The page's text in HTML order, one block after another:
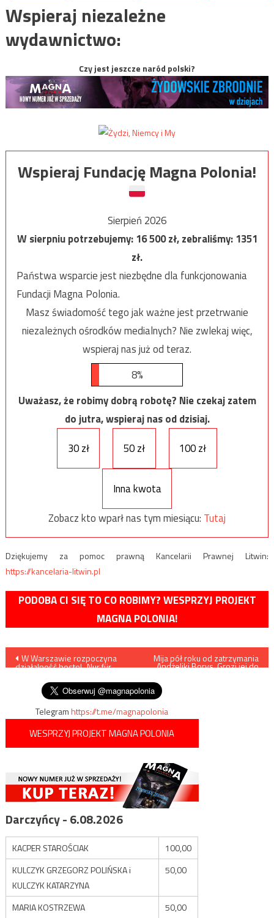
Wspieraj niezależne
wydawnictwo:
Czy jest jeszcze naród polski?
Wspieraj Fundację Magna Polonia!
Sierpień 2026
W sierpniu potrzebujemy:16 500zł, zebraliśmy:1351
zł.
Państwa wsparcie jest niezbędne dla funkcjonowania
Fundacji Magna Polonia.
Masz świadomość tego jak ważne jest przetrwanie
niezależnych ośrodków medialnych? Nie zwlekaj więc,
wspieraj nas już od teraz.
8%
Uważasz, że robimy dobrą robotę? Nie czekaj zatem
do jutra, wspieraj nas od dzisiaj.
30 zł
50 zł 100 zł
Inna kwota
Zobacz kto wparł nas tym miesiącu: Tutaj
Dziękujemy za pomoc prawną Kancelarii Prawnej Litwin:
https://kancelaria-litwin.pl
PODOBA CI SIĘ TO CO ROBIMY? WESPRZYJ PROJEKT
MAGNA POLONIA!
Nawigacja
wpisu
W Warszawie rozpoczyna
działalność hostel „Nur für
Mija pół roku od zatrzymania
Andżeliki Borys. Grozi jej do
Telegramhttps://t.me/magnapolonia
WESPRZYJ PROJEKT MAGNA POLONIA
Darczyńcy - 6.08.2026
KACPER STAROŚCIAK
100,00
KULCZYK GRZEGORZ POLIŃSKA i
KULCZYK KATARZYNA
50,00
MARIA KOSTRZEWA 50,00